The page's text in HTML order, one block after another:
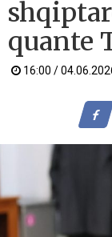
quante
16:00 /